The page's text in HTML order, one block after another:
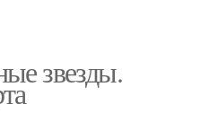
звезды.